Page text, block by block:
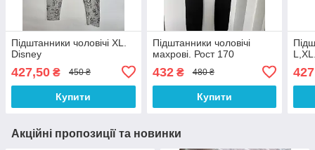
Підштанники чоловічі XL.
Disney
427,50 ₴ 450 ₴
Купити
Підштанники чоловічі
махрові. Рост 170
432₴ 480 ₴
Купити
Акційні пропозиції та новинки